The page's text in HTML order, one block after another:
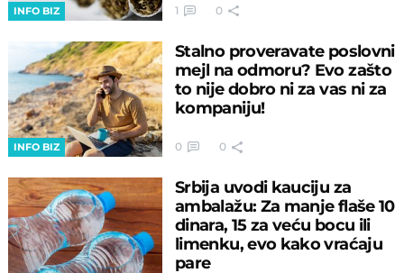
INFO BIZ 1 0
INFO BIZ
Stalno proveravate poslovni
mejl na odmoru? Evo zašto
to nije dobro ni za vas ni za
kompaniju!
0 0
Srbija uvodi kauciju za
ambalažu: Za manje flaše 10
dinara, 15 za veću bocu ili
limenku, evo kako vraćaju
pare